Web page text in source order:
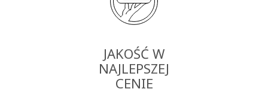
JAKOŚĆ W
NAJLEPSZEJ
CENIE